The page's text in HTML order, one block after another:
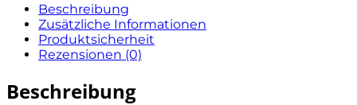
Beschreibung
Zusätzliche Informationen
Produktsicherheit
Rezensionen (0)
Beschreibung